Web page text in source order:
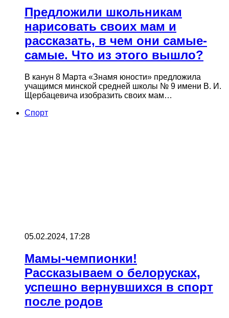
Предложили школьникам
нарисовать своих мам и
рассказать, в чем они самые-
самые. Что из этого вышло?
В канун 8 Марта «Знамя юности» предложила
учащимся минской средней школы № 9 имени В. И.
Щербацевича изобразить своих мам…
Cпорт
05.02.2024, 17:28
Мамы-чемпионки!
Рассказываем о белорусках,
успешно вернувшихся в спорт
после родов